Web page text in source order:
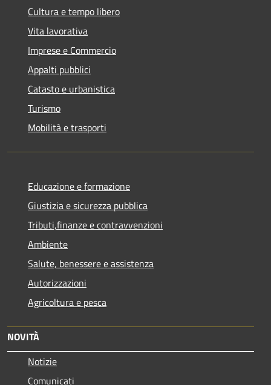
Cultura e tempo libero
Vita lavorativa
Imprese e Commercio
Appalti pubblici
Catasto e urbanistica
Turismo
Mobilità e trasporti
Educazione e formazione
Giustizia e sicurezza pubblica
Tributi,finanze e contravvenzioni
Ambiente
Salute, benessere e assistenza
Autorizzazioni
Agricoltura e pesca
NOVITÀ
Notizie
Comunicati